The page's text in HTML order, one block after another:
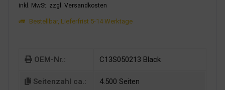
inkl. MwSt. zzgl. Versandkosten
Bestellbar, Lieferfrist 5-14 Werktage
OEM-Nr.: C13S050213 Black
Seitenzahl ca.: 4.500 Seiten